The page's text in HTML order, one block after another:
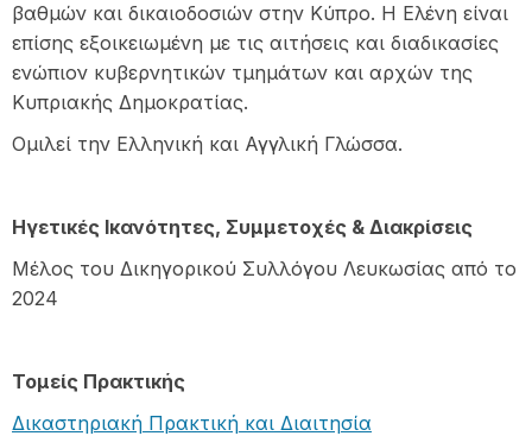
βαθμών και δικαιοδοσιών στην Κύπρο. Η Ελένη είναι
επίσης εξοικειωμένη με τις αιτήσεις και διαδικασίες
ενώπιον κυβερνητικών τμημάτων και αρχών της
Κυπριακής Δημοκρατίας.
Ομιλεί την Ελληνική και Αγγλική Γλώσσα.
Ηγετικές Ικανότητες, Συμμετοχές & Διακρίσεις
Μέλος του Δικηγορικού Συλλόγου Λευκωσίας από το
2024
Τομείς Πρακτικής
Δικαστηριακή Πρακτική και Διαιτησία